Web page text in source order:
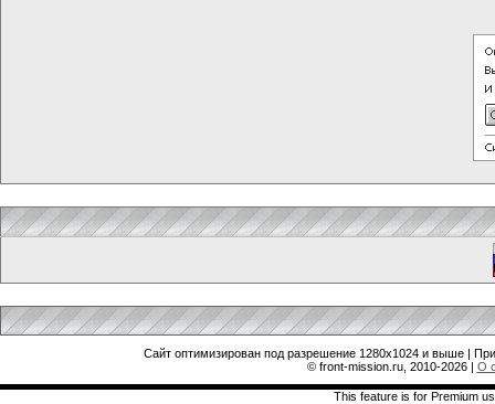
Сайт оптимизирован под разрешение 1280x1024 и выше |
© front-mission.ru, 2010-2026| О
This feature is for Premium